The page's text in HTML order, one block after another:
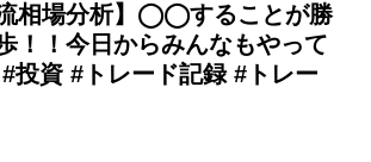
流相場分析】◯◯することが勝
！！今日からみんなもやって
資 #トレード記録 #トレー